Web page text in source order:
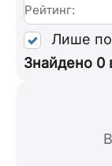
Рейтинг:
Лише
Знайдено 0